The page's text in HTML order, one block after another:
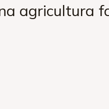
agricultura